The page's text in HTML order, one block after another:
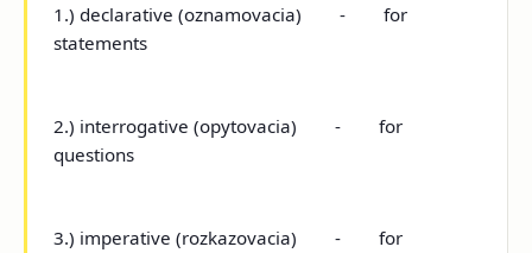
1.) declarative (oznamovacia) - for
statements
2.) interrogative (opytovacia) - for
questions
3.) imperative (rozkazovacia) - for